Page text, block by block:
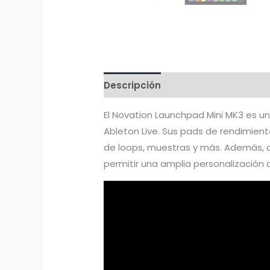
Descripción
El Novation Launchpad Mini MK3
Ableton Live. Sus pads de
de loops, muestras y más.
permitir una amplia personalización